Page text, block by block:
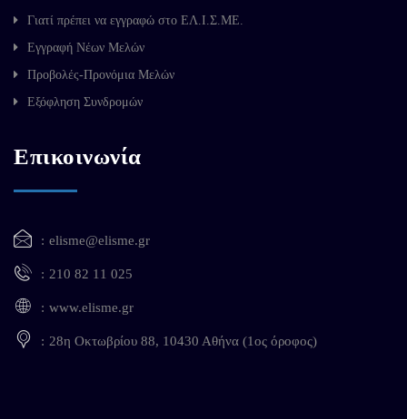
Γιατί πρέπει να εγγραφώ στο ΕΛ.Ι.Σ.ΜΕ.
Εγγραφή Νέων Μελών
Προβολές-Προνόμια Μελών
Εξόφληση Συνδρομών
Επικοινωνία
elisme@elisme.gr
210 82 11 025
www.elisme.gr
28η Οκτωβρίου 88, 10430 Αθήνα (1ος όροφος)